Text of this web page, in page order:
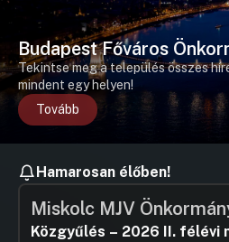
Budapest Főváros
Tekintse meg a település összes
mindent egy helyen!
Tovább
Hamarosan élőben!
Miskolc MJV
Közgyűlés – 2026 II. félévi